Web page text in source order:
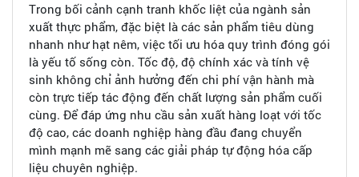
Trong bối cảnh cạnh tranh khốc liệt của ngành sản
xuất thực phẩm, đặc biệt là các sản phẩm tiêu dùng
nhanh như hạt nêm, việc tối ưu hóa quy trình đóng gói
là yếu tố sống còn. Tốc độ, độ chính xác và tính vệ
sinh không chỉ ảnh hưởng đến chi phí vận hành mà
còn trực tiếp tác động đến chất lượng sản phẩm cuối
cùng. Để đáp ứng nhu cầu sản xuất hàng loạt với tốc
độ cao, các doanh nghiệp hàng đầu đang chuyển
mình mạnh mẽ sang các giải pháp tự động hóa cấp
liệu chuyên nghiệp.